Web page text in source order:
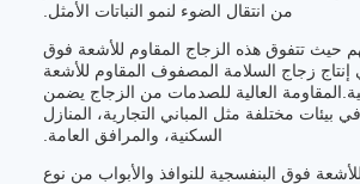
من انتقال الضوء لنمو النباتات الأمثل.
حيث تتفوق هذه الزجاج المقاوم للأشعة فوق
إنتاج زجاج السلامة المصفوف المقاوم للأشعة
العالية للصدمات من الزجاج يضمن
بيئات مختلفة مثل المباني التجارية، المنازل
السكنية، والمرافق العامة.
فوق البنفسجية للنوافذ والأبواب من نوع